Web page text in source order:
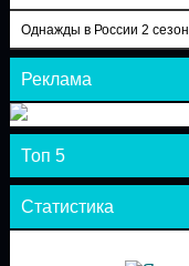
Однажды в России 2 сезон
Реклама
Топ 5
Статистика